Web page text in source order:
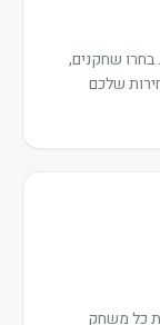
שחקנים,
שלכם
כל משחק